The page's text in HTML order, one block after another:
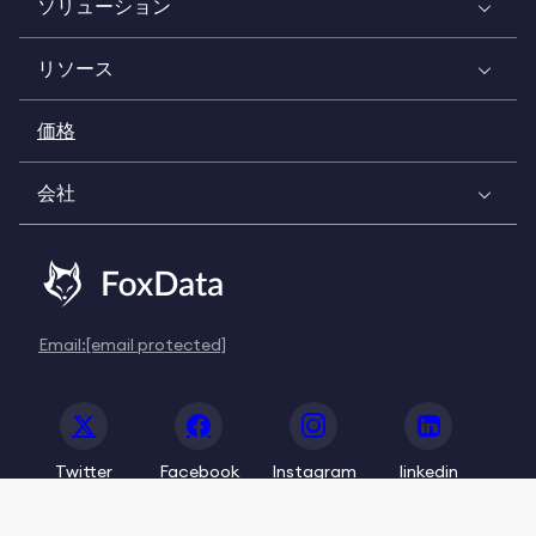
ソリューション
リソース
価格
会社
Email:[email protected]
Twitter Facebook Instagram linkedin